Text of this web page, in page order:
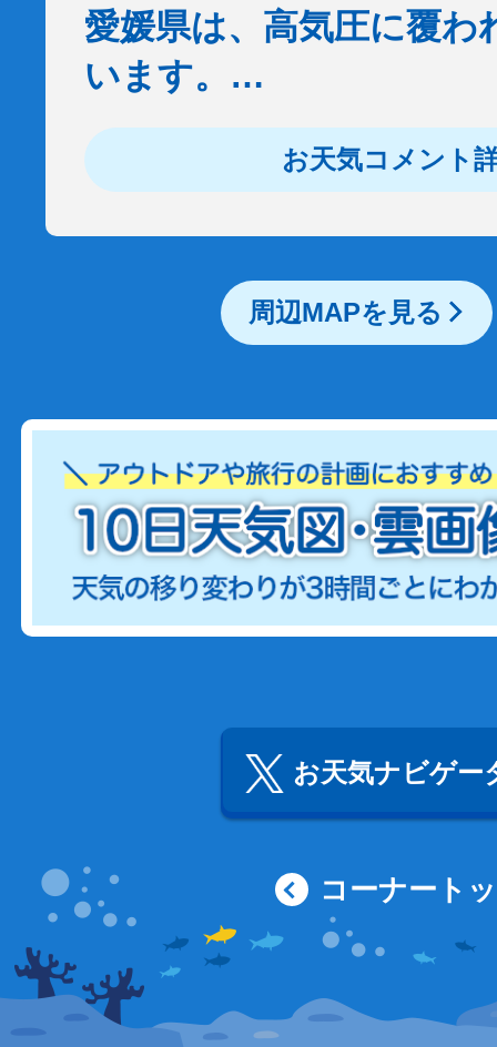
愛媛県は、高気圧に覆わ
います。…
お天気コメント
周辺MAPを見る
お天気ナビゲー
コーナート